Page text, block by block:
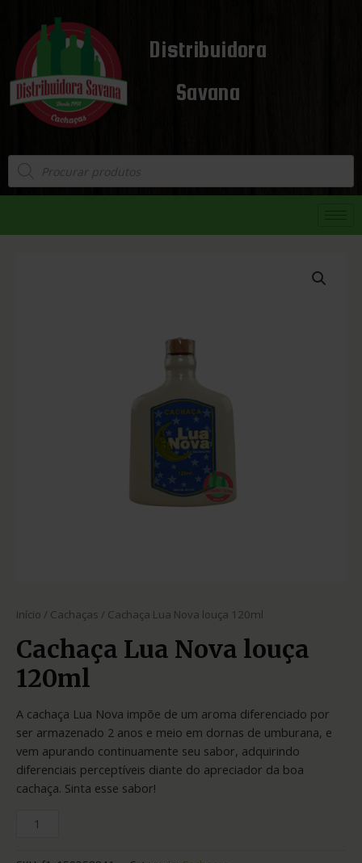
Distribuidora
Savana
Início / Cachaças / Cachaça Lua Nova louça 120ml
Cachaça Lua Nova louça
120ml
A cachaça Lua Nova impõe de um aroma diferenciado por
ser armazenado 2 anos e meio em dornas de umburana, e
vem apurando continuamente seu sabor, adquirindo
diferenciais perceptíveis diante do apreciador da boa
cachaça. Sinta esse sabor!